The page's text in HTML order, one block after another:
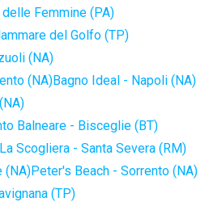
Femmine (PA)
del Golfo (TP)
(NA)
(NA)Bagno Ideal - Napoli (NA)
Balneare - Bisceglie (BT)
Scogliera - Santa Severa (RM)
(NA)Peter's Beach - Sorrento (NA)
(TP)